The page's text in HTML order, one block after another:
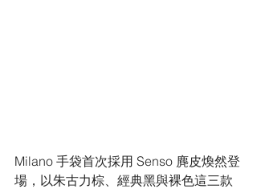
Milano 手袋首次採用 Senso 麂皮煥然登
場，以朱古力棕、經典黑與裸色這三款